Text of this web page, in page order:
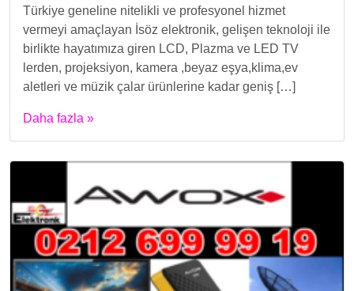
Türkiye geneline nitelikli ve profesyonel hizmet
vermeyi amaçlayan İsöz elektronik, gelişen teknoloji ile
birlikte hayatımıza giren LCD, Plazma ve LED TV
lerden, projeksiyon, kamera ,beyaz eşya,klima,ev
aletleri ve müzik çalar ürünlerine kadar geniş […]
Daha fazla »